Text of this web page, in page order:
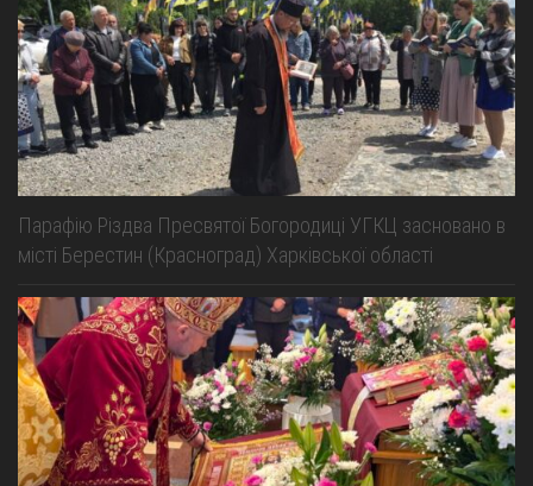
Парафію Різдва Пресвятої Богородиці УГКЦ засновано в
місті Берестин (Красноград) Харківської області